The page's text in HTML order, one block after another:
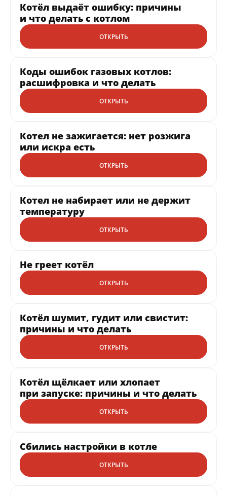
Котёл выдаёт ошибку: причины
и что делать с котлом
ОТКРЫТЬ
Коды ошибок газовых котлов:
расшифровка и что делать
ОТКРЫТЬ
Котел не зажигается: нет розжига
или искра есть
ОТКРЫТЬ
Котел не набирает или не держит
температуру
ОТКРЫТЬ
Не греет котёл
ОТКРЫТЬ
Котёл шумит, гудит или свистит:
причины и что делать
ОТКРЫТЬ
Котёл щёлкает или хлопает
при запуске: причины и что делать
ОТКРЫТЬ
Сбились настройки в котле
ОТКРЫТЬ